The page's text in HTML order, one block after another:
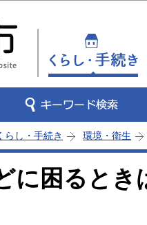
らし・手続き 環境・衛生
に困るとき